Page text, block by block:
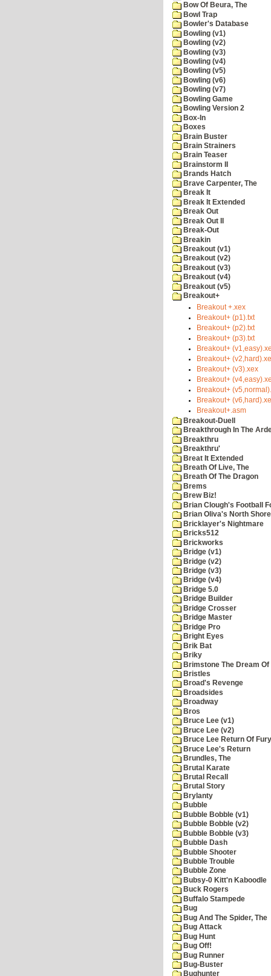
Bow Of Beura, The
Bowl Trap
Bowler's Database
Bowling (v1)
Bowling (v2)
Bowling (v3)
Bowling (v4)
Bowling (v5)
Bowling (v6)
Bowling (v7)
Bowling Game
Bowling Version 2
Box-In
Boxes
Brain Buster
Brain Strainers
Brain Teaser
Brainstorm II
Brands Hatch
Brave Carpenter, The
Break It
Break It Extended
Break Out
Break Out II
Break-Out
Breakin
Breakout (v1)
Breakout (v2)
Breakout (v3)
Breakout (v4)
Breakout (v5)
Breakout+
Breakout +.xex
Breakout+ (p1).txt
Breakout+ (p2).txt
Breakout+ (p3).txt
Breakout+
Breakout+
Breakout+ (v3).xex
Breakout+
Breakout+
Breakout+
Breakout+.asm
Breakout-Duell
Breakthrough In The
Breakthru
Breakthru'
Breat It Extended
Breath Of Live, The
Breath Of The Dragon
Brems
Brew Biz!
Brian Clough's Football
Brian Oliva's North
Bricklayer's Nightmare
Bricks512
Brickworks
Bridge (v1)
Bridge (v2)
Bridge (v3)
Bridge (v4)
Bridge 5.0
Bridge Builder
Bridge Crosser
Bridge Master
Bridge Pro
Bright Eyes
Brik Bat
Briky
Brimstone The Dream Of
Bristles
Broad's Revenge
Broadsides
Broadway
Bros
Bruce Lee (v1)
Bruce Lee (v2)
Bruce Lee Return Of Fury
Bruce Lee's Return
Brundles, The
Brutal Karate
Brutal Recall
Brutal Story
Brylanty
Bubble
Bubble Bobble (v1)
Bubble Bobble (v2)
Bubble Bobble (v3)
Bubble Dash
Bubble Shooter
Bubble Trouble
Bubble Zone
Bubsy-0 Kitt'n Kaboodle
Buck Rogers
Buffalo Stampede
Bug
Bug And The Spider, The
Bug Attack
Bug Hunt
Bug Off!
Bug Runner
Bug-Buster
Bughunter